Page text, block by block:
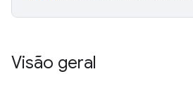
Visão geral